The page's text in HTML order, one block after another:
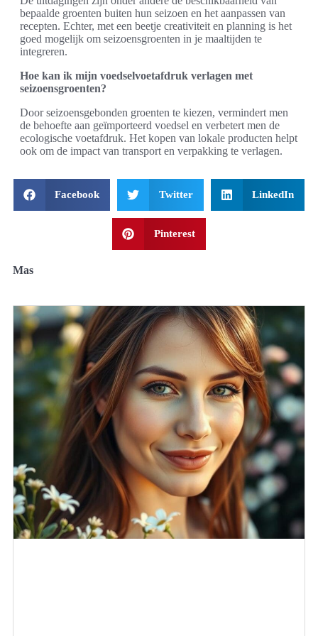
bepaalde groenten buiten hun seizoen en het aanpassen van
recepten. Echter, met een beetje creativiteit en planning is het
goed mogelijk om seizoensgroenten in je maaltijden te
integreren.
Hoe kan ik mijn voedselvoetafdruk verlagen met
seizoensgroenten?
Door seizoensgebonden groenten te kiezen, vermindert men
de behoefte aan geïmporteerd voedsel en verbetert men de
ecologische voetafdruk. Het kopen van lokale producten helpt
ook om de impact van transport en verpakking te verlagen.
Facebook Twitter LinkedIn
Pinterest
Mas